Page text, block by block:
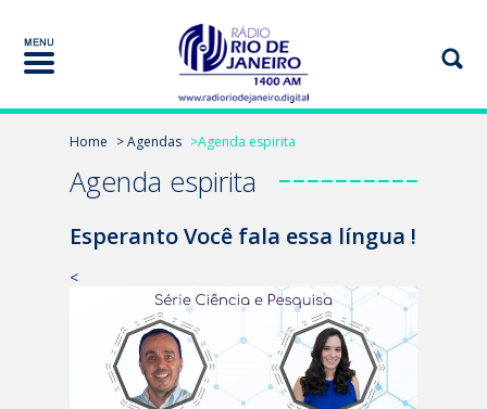
Home > Agendas >Agenda espirita
Agenda espirita
Esperanto Você fala essa língua !
<